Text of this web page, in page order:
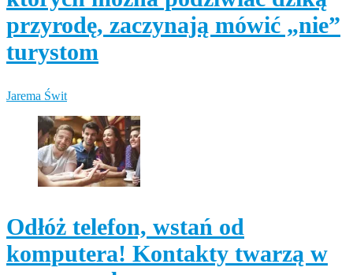
przyrodę, zaczynają mówić „nie”
turystom
Jarema Świt
Odłóż telefon, wstań od
komputera! Kontakty twarzą w